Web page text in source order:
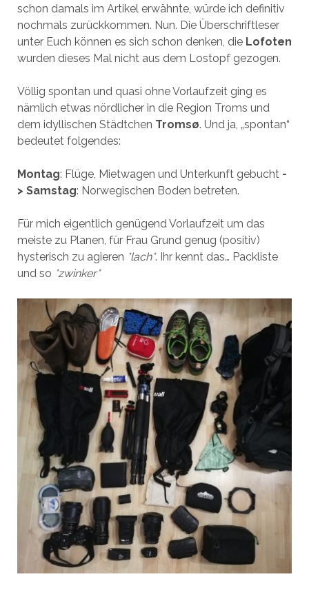
schon damals im Artikel erwähnte, würde ich definitiv
nochmals zurückkommen. Nun. Die Überschriftleser
unter Euch können es sich schon denken, die Lofoten
wurden dieses Mal nicht aus dem Lostopf gezogen.
Völlig spontan und quasi ohne Vorlaufzeit ging es
nämlich etwas nördlicher in die Region Troms und
dem idyllischen Städtchen Tromsø. Und ja, „spontan“
bedeutet folgendes:
Montag: Flüge, Mietwagen und Unterkunft gebucht -
> Samstag: Norwegischen Boden betreten.
Für mich eigentlich genügend Vorlaufzeit um das
meiste zu Planen, für Frau Grund genug (positiv)
hysterisch zu agieren *lach*. Ihr kennt das… Packliste
und so *zwinker*